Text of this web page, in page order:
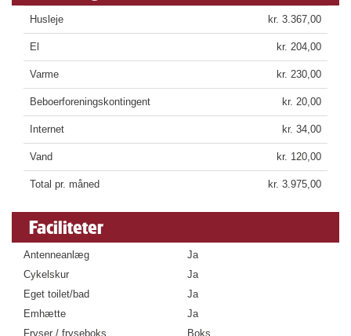
Husleje kr. 3.367,00
El kr. 204,00
Varme kr. 230,00
Beboerforeningskontingent kr. 20,00
Internet kr. 34,00
Vand kr. 120,00
Total pr. måned kr. 3.975,00
Faciliteter
Antenneanlæg
Ja
Cykelskur
Ja
Eget toilet/bad
Ja
Emhætte
Ja
Fryser / fryseboks
Boks